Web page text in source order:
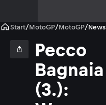
Start/MotoGP/MotoGP/News
Pecco
Bagnaia
(3.):